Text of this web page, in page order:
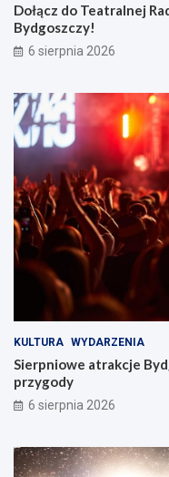
Dołącz do Teatralnej
Bydgoszczy!
6 sierpnia 2026
KULTURA WYDARZENIA
Sierpniowe atrakcje
przygody
6 sierpnia 2026